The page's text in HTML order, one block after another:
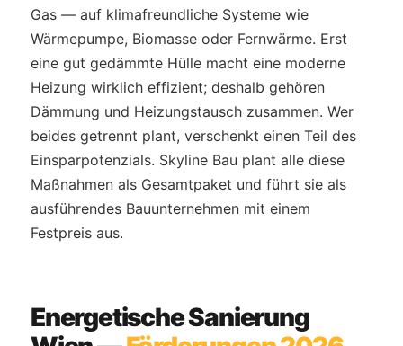
Gas — auf klimafreundliche Systeme wie
Wärmepumpe, Biomasse oder Fernwärme. Erst
eine gut gedämmte Hülle macht eine moderne
Heizung wirklich effizient; deshalb gehören
Dämmung und Heizungstausch zusammen. Wer
beides getrennt plant, verschenkt einen Teil des
Einsparpotenzials. Skyline Bau plant alle diese
Maßnahmen als Gesamtpaket und führt sie als
ausführendes Bauunternehmen mit einem
Festpreis aus.
Energetische Sanierung